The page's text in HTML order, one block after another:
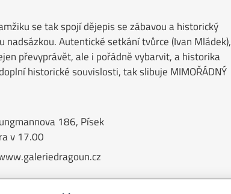
se tak spojí dějepis se zábavou a historický
nadsázkou. Autentické setkání tvůrce (Ivan Mládek),
převyprávět, ale i pořádně vybarvit, a historika
historické souvislosti, tak slibuje MIMOŘÁDNÝ
186, Písek
v 17.00